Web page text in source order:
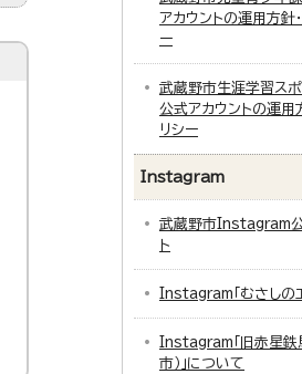
アカウントの運用方針
ー
武蔵野市生涯学習ス
公式アカウントの運用
リシー
Instagram
武蔵野市Instagram公
ト
Instagram「むさしの
Instagram「旧赤星鉄
市）」について